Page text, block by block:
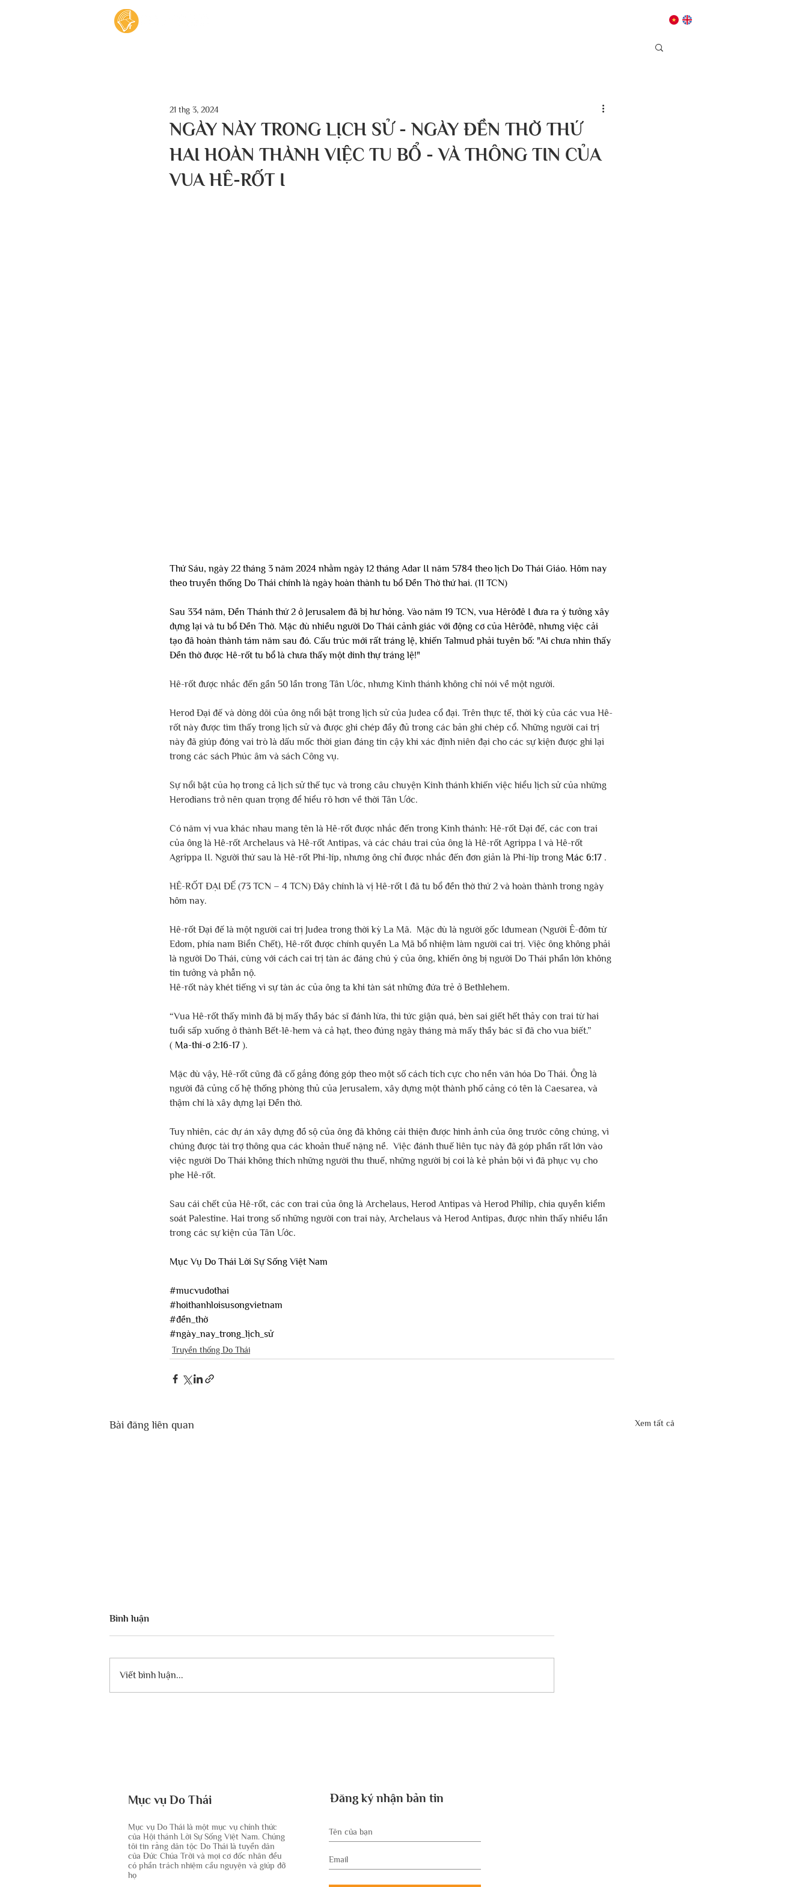
NGÀY NÀY TRONG LỊCH SỬ - NGÀY ĐỀN THỜ THỨ
HAI HOÀN THÀNH VIỆC TU BỔ - VÀ THÔNG TIN CỦA
VUA HÊ-RỐT I
21 thg 3, 2024
Thứ Sáu, ngày 22 tháng 3 năm 2024 nhằm ngày 12 tháng Adar II năm 5784 theo lịch Do Thái Giáo. Hôm nay
theo truyền thống Do Thái chính là ngày hoàn thành tu bổ Đền Thờ thứ hai. (11 TCN)
Sau 334 năm, Đền Thánh thứ 2 ở Jerusalem đã bị hư hỏng. Vào năm 19 TCN, vua Hêrôđê I đưa ra ý tưởng xây
dựng lại và tu bổ Đền Thờ. Mặc dù nhiều người Do Thái cảnh giác với động cơ của Hêrôđê, nhưng việc cải
tạo đã hoàn thành tám năm sau đó. Cấu trúc mới rất tráng lệ, khiến Talmud phải tuyên bố: "Ai chưa nhìn thấy
Đền thờ được Hê-rốt tu bổ là chưa thấy một dinh thự tráng lệ!"
Hê-rốt được nhắc đến gần 50 lần trong Tân Ước, nhưng Kinh thánh không chỉ nói về một người.
Herod Đại đế và dòng dõi của ông nổi bật trong lịch sử của Judea cổ đại. Trên thực tế, thời kỳ của các vua Hê-
rốt này được tìm thấy trong lịch sử và được ghi chép đầy đủ trong các bản ghi chép cổ. Những người cai trị
này đã giúp đóng vai trò là dấu mốc thời gian đáng tin cậy khi xác định niên đại cho các sự kiện được ghi lại
trong các sách Phúc âm và sách Công vụ.
Sự nổi bật của họ trong cả lịch sử thế tục và trong câu chuyện Kinh thánh khiến việc hiểu lịch sử của những
Herodians trở nên quan trọng để hiểu rõ hơn về thời Tân Ước.
Có năm vị vua khác nhau mang tên là Hê-rốt được nhắc đến trong Kinh thánh: Hê-rốt Đại đế, các con trai
của ông là Hê-rốt Archelaus và Hê-rốt Antipas, và các cháu trai của ông là Hê-rốt Agrippa I và Hê-rốt
Agrippa II. Người thứ sau là Hê-rốt Phi-líp, nhưng ông chỉ được nhắc đến đơn giản là Phi-líp trong Mác 6:17 .
HÊ-RỐT ĐẠI ĐẾ (73 TCN – 4 TCN) Đây chính là vị Hê-rốt I đã tu bổ đền thờ thứ 2 và hoàn thành trong ngày
hôm nay.
Hê-rốt Đại đế là một người cai trị Judea trong thời kỳ La Mã.  Mặc dù là người gốc Idumean (Người Ê-đôm từ
Edom, phía nam Biển Chết), Hê-rốt được chính quyền La Mã bổ nhiệm làm người cai trị. Việc ông không phải
là người Do Thái, cùng với cách cai trị tàn ác đáng chú ý của ông, khiến ông bị người Do Thái phần lớn không
tin tưởng và phẫn nộ.
Hê-rốt này khét tiếng vì sự tàn ác của ông ta khi tàn sát những đứa trẻ ở Bethlehem.
“Vua Hê-rốt thấy mình đã bị mấy thầy bác sĩ đánh lừa, thì tức giận quá, bèn sai giết hết thảy con trai từ hai
tuổi sấp xuống ở thành Bết-lê-hem và cả hạt, theo đúng ngày tháng mà mấy thầy bác sĩ đã cho vua biết.”
( Ma-thi-ơ 2:16-17 ).
Mặc dù vậy, Hê-rốt cũng đã cố gắng đóng góp theo một số cách tích cực cho nền văn hóa Do Thái. Ông là
người đã củng cố hệ thống phòng thủ của Jerusalem, xây dựng một thành phố cảng có tên là Caesarea, và
thậm chí là xây dựng lại Đền thờ.
Tuy nhiên, các dự án xây dựng đồ sộ của ông đã không cải thiện được hình ảnh của ông trước công chúng, vì
chúng được tài trợ thông qua các khoản thuế nặng nề.  Việc đánh thuế liên tục này đã góp phần rất lớn vào
việc người Do Thái không thích những người thu thuế, những người bị coi là kẻ phản bội vì đã phục vụ cho
phe Hê-rốt.
Sau cái chết của Hê-rốt, các con trai của ông là Archelaus, Herod Antipas và Herod Philip, chia quyền kiểm
soát Palestine. Hai trong số những người con trai này, Archelaus và Herod Antipas, được nhìn thấy nhiều lần
trong các sự kiện của Tân Ước.
Mục Vụ Do Thái Lời Sự Sống Việt Nam
#mucvudothai
#hoithanhloisusongvietnam
#đền_thờ
#ngày_nay_trong_lịch_sử
Truyền thống Do Thái
Bài đăng liên quan Xem tất cả
Bình luận
Viết bình luận...
Mục vụ Do Thái
Mục vụ Do Thái là một mục vụ chính thức
của Hội thánh Lời Sự Sống Việt Nam. Chúng
tôi tin rằng dân tộc Do Thái là tuyển dân
của Đức Chúa Trời và mọi cơ đốc nhân đều
có phần trách nhiệm cầu nguyện và giúp đỡ
họ
Đăng ký nhận bản tin